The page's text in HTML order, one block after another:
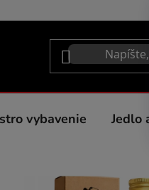
vybavenie Jedlo